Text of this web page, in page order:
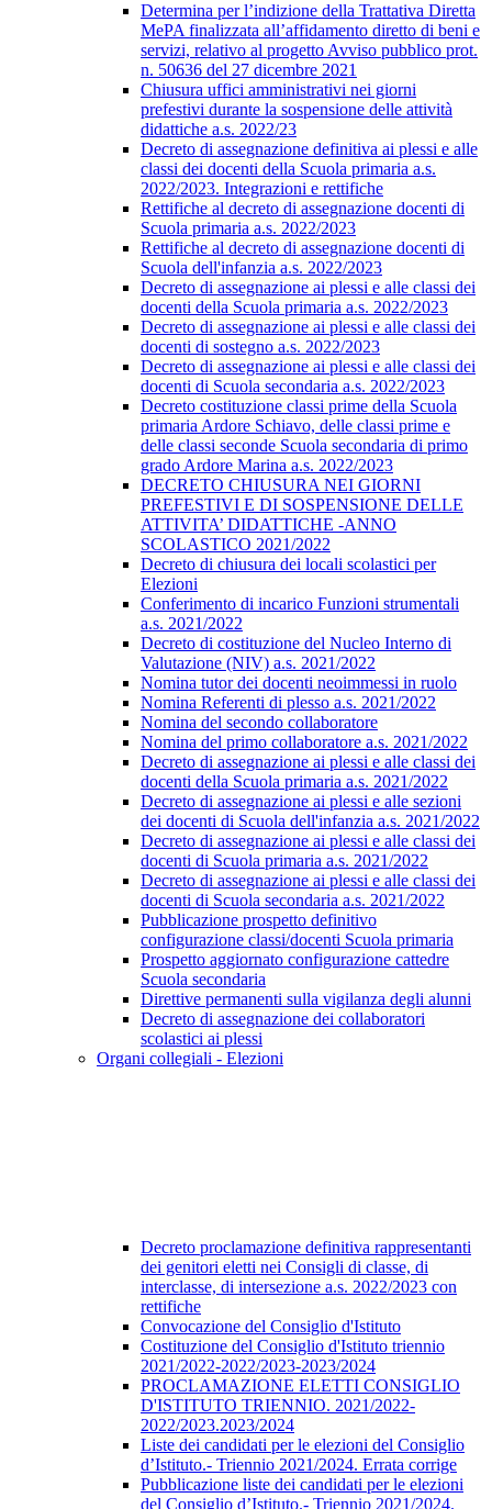
Determina per l’indizione della Trattativa Diretta
MePA finalizzata all’affidamento diretto di beni e
servizi, relativo al progetto Avviso pubblico prot.
n. 50636 del 27 dicembre 2021
Chiusura uffici amministrativi nei giorni
prefestivi durante la sospensione delle attività
didattiche a.s. 2022/23
Decreto di assegnazione definitiva ai plessi e alle
classi dei docenti della Scuola primaria a.s.
2022/2023. Integrazioni e rettifiche
Rettifiche al decreto di assegnazione docenti di
Scuola primaria a.s. 2022/2023
Rettifiche al decreto di assegnazione docenti di
Scuola dell'infanzia a.s. 2022/2023
Decreto di assegnazione ai plessi e alle classi dei
docenti della Scuola primaria a.s. 2022/2023
Decreto di assegnazione ai plessi e alle classi dei
docenti di sostegno a.s. 2022/2023
Decreto di assegnazione ai plessi e alle classi dei
docenti di Scuola secondaria a.s. 2022/2023
Decreto costituzione classi prime della Scuola
primaria Ardore Schiavo, delle classi prime e
delle classi seconde Scuola secondaria di primo
grado Ardore Marina a.s. 2022/2023
DECRETO CHIUSURA NEI GIORNI
PREFESTIVI E DI SOSPENSIONE DELLE
ATTIVITA’ DIDATTICHE -ANNO
SCOLASTICO 2021/2022
Decreto di chiusura dei locali scolastici per
Elezioni
Conferimento di incarico Funzioni strumentali
a.s. 2021/2022
Decreto di costituzione del Nucleo Interno di
Valutazione (NIV) a.s. 2021/2022
Nomina tutor dei docenti neoimmessi in ruolo
Nomina Referenti di plesso a.s. 2021/2022
Nomina del secondo collaboratore
Nomina del primo collaboratore a.s. 2021/2022
Decreto di assegnazione ai plessi e alle classi dei
docenti della Scuola primaria a.s. 2021/2022
Decreto di assegnazione ai plessi e alle sezioni
dei docenti di Scuola dell'infanzia a.s. 2021/2022
Decreto di assegnazione ai plessi e alle classi dei
docenti di Scuola primaria a.s. 2021/2022
Decreto di assegnazione ai plessi e alle classi dei
docenti di Scuola secondaria a.s. 2021/2022
Pubblicazione prospetto definitivo
configurazione classi/docenti Scuola primaria
Prospetto aggiornato configurazione cattedre
Scuola secondaria
Direttive permanenti sulla vigilanza degli alunni
Decreto di assegnazione dei collaboratori
scolastici ai plessi
Organi collegiali - Elezioni
Decreto proclamazione definitiva rappresentanti
dei genitori eletti nei Consigli di classe, di
interclasse, di intersezione a.s. 2022/2023 con
rettifiche
Convocazione del Consiglio d'Istituto
Costituzione del Consiglio d'Istituto triennio
2021/2022-2022/2023-2023/2024
PROCLAMAZIONE ELETTI CONSIGLIO
D'ISTITUTO TRIENNIO. 2021/2022-
2022/2023.2023/2024
Liste dei candidati per le elezioni del Consiglio
d’Istituto.- Triennio 2021/2024. Errata corrige
Pubblicazione liste dei candidati per le elezioni
del Consiglio d’Istituto.- Triennio 2021/2024.